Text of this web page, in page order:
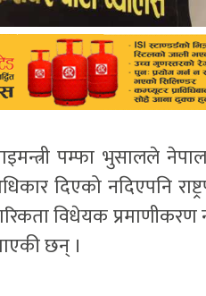
पम्फा भुसालले
दिएको नदिएपनि
विधेयक
छन् ।